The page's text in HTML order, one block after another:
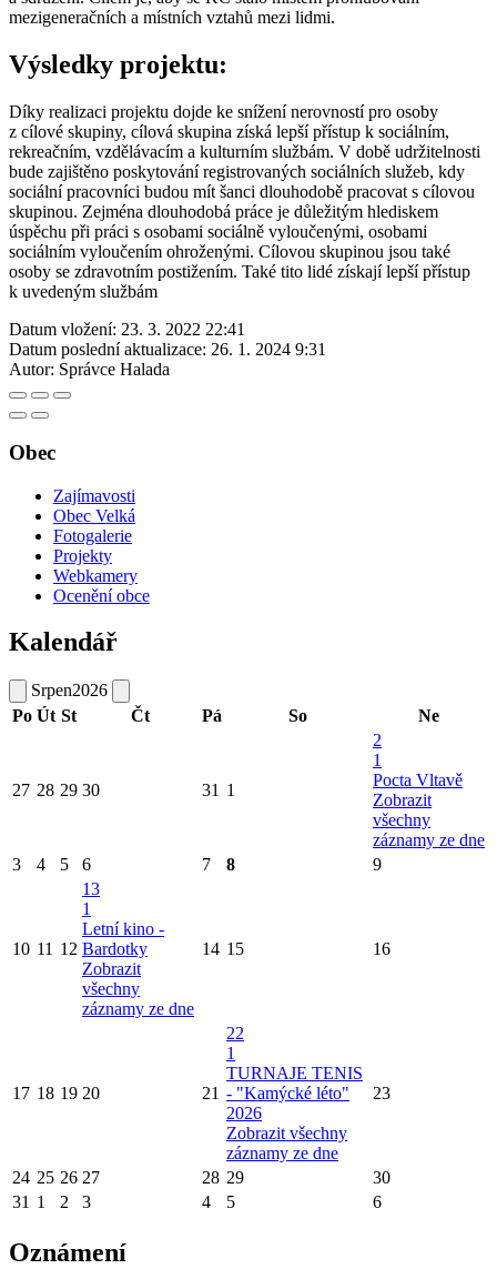
mezigeneračních a místních vztahů mezi lidmi.
Výsledky projektu:
Díky realizaci projektu dojde ke snížení nerovností pro osoby
z cílové skupiny, cílová skupina získá lepší přístup k sociálním,
rekreačním, vzdělávacím a kulturním službám. V době udržitelnosti
bude zajištěno poskytování registrovaných sociálních služeb, kdy
sociální pracovníci budou mít šanci dlouhodobě pracovat s cílovou
skupinou. Zejména dlouhodobá práce je důležitým hlediskem
úspěchu při práci s osobami sociálně vyloučenými, osobami
sociálním vyloučením ohroženými. Cílovou skupinou jsou také
osoby se zdravotním postižením. Také tito lidé získají lepší přístup
k uvedeným službám
Datum vložení: 23. 3. 2022 22:41
Datum poslední aktualizace: 26. 1. 2024 9:31
Autor: Správce Halada
Obec
Zajímavosti
Obec Velká
Fotogalerie
Projekty
Webkamery
Ocenění obce
Kalendář
Srpen2026
Po Út St Čt Pá So Ne
27 28 29 30 31 1
2
1
Pocta Vltavě
Zobrazit
všechny
záznamy ze dne
3
4 5 6 7 8 9
10 11 12
13
1
Letní kino -
Bardotky
Zobrazit
všechny
záznamy ze dne
14 15 16
17 18 19 20 21
22
1
TURNAJE TENIS
- "Kamýcké léto"
2026
Zobrazit všechny
záznamy ze dne
23
24 25 26 27 28 29
30
31 1 2 3 4 5 6
Oznámení